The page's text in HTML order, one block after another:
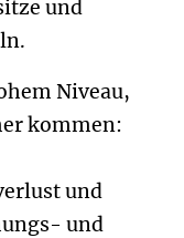
und
Niveau,
kommen:
und
und